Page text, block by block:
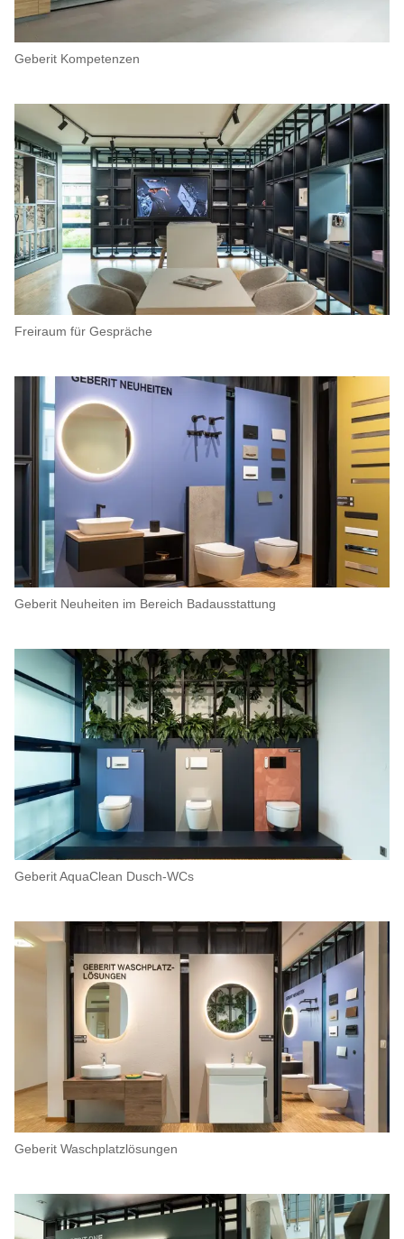
Geberit Kompetenzen
Freiraum für Gespräche
Geberit Neuheiten im Bereich Badausstattung
Geberit AquaClean Dusch-WCs
Geberit Waschplatzlösungen